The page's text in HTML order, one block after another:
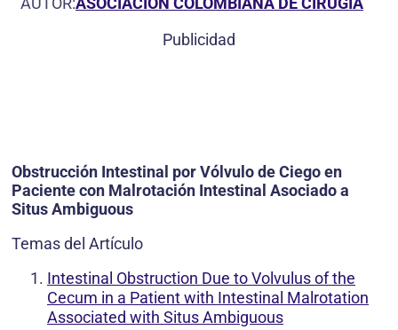
Publicidad
Obstrucción Intestinal por Vólvulo de Ciego en
Paciente con Malrotación Intestinal Asociado a
Situs Ambiguous
Temas del Artículo
Intestinal Obstruction Due to Volvulus of the
Cecum in a Patient with Intestinal Malrotation
Associated with Situs Ambiguous